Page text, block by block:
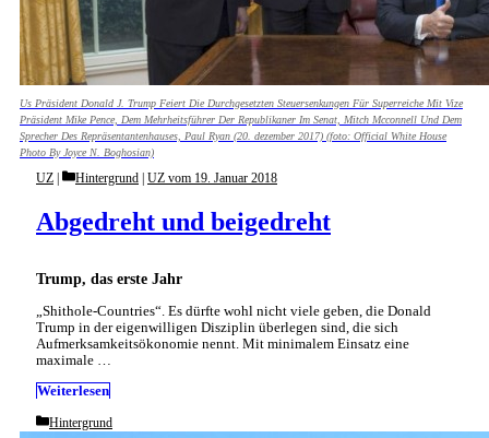
Us Präsident Donald J. Trump Feiert Die Durchgesetzten Steuersenkungen Für Superreiche Mit Vize
Präsident Mike Pence, Dem Mehrheitsführer Der Republikaner Im Senat, Mitch Mcconnell Und Dem
Sprecher Des Repräsentantenhauses, Paul Ryan (20. dezember 2017) (foto: Official White House
Photo By Joyce N. Boghosian)
Trump, das erste Jahr
Abgedreht und beigedreht
UZ Categories
Hintergrund | UZ vom 19. Januar 2018
„Shithole-Countries“. Es dürfte wohl nicht viele geben, die Donald
Trump in der eigenwilligen Disziplin überlegen sind, die sich
Aufmerksamkeitsökonomie nennt. Mit minimalem Einsatz eine
maximale …
Weiterlesen
Categories
Hintergrund